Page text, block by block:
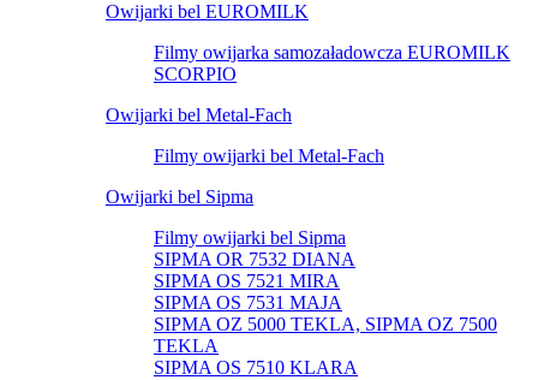
Owijarki bel EUROMILK
Filmy owijarka samozaładowcza EUROMILK
SCORPIO
Owijarki bel Metal-Fach
Filmy owijarki bel Metal-Fach
Owijarki bel Sipma
Filmy owijarki bel Sipma
SIPMA OR 7532 DIANA
SIPMA OS 7521 MIRA
SIPMA OS 7531 MAJA
SIPMA OZ 5000 TEKLA, SIPMA OZ 7500
TEKLA
SIPMA OS 7510 KLARA